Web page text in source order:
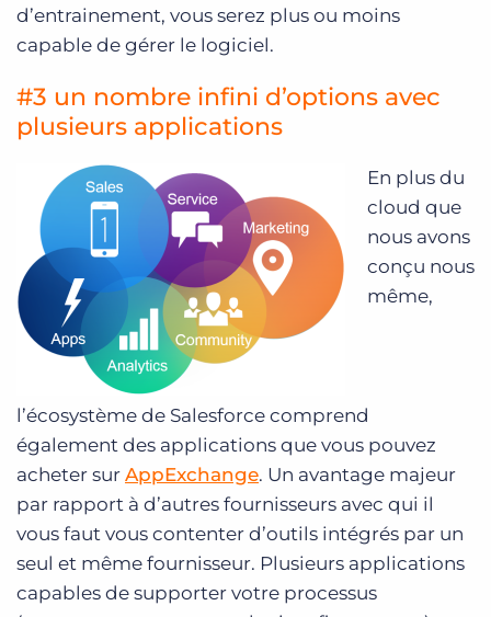
d’entrainement, vous serez plus ou moins
capable de gérer le logiciel.
#3 un nombre infini d’options avec
plusieurs applications
En plus du
cloud que
nous avons
conçu nous
même,
l’écosystème de Salesforce comprend
également des applications que vous pouvez
acheter sur AppExchange. Un avantage majeur
par rapport à d’autres fournisseurs avec qui il
vous faut vous contenter d’outils intégrés par un
seul et même fournisseur. Plusieurs applications
capables de supporter votre processus